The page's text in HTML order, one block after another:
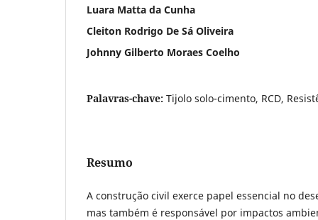
Luara Matta da Cunha
Cleiton Rodrigo De Sá Oliveira
Johnny Gilberto Moraes Coelho
Palavras-chave: Tijolo solo-cimento, RCD,
Resumo
A construção civil exerce papel essencial no
mas também é responsável por impactos